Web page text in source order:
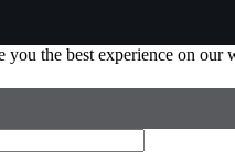
you the best experience on our